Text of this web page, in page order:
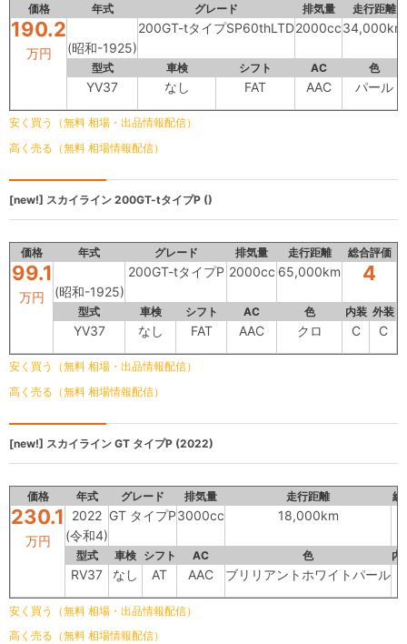
価格 年式 グレード 排気量 走行距離
190.2
万円 (昭和-1925)
200GT-tタイプSP60thLTD2000cc34,000km
型式 車検 シフト AC 色
YV37 なし FAT AAC パール
安く買う（無料 相場・出品情報配信）
高く売る（無料 相場情報配信）
[new!] スカイライン 200GT-tタイプP ()
価格 年式 グレード 排気量 走行距離 総合評価
99.1
万円 (昭和-1925)
200GT-tタイプP 2000cc 65,000km 4
型式 車検 シフト AC 色 内装 外装
YV37 なし FAT AAC クロ C C
安く買う（無料 相場・出品情報配信）
高く売る（無料 相場情報配信）
[new!] スカイライン GT タイプP (2022)
価格 年式 グレード 排気量 走行距離 総
230.1
万円
2022
(令和4)
GT タイプP3000cc 18,000km
型式 車検 シフト AC 色 内
RV37 なし AT AAC ブリリアントホワイトパール
安く買う（無料 相場・出品情報配信）
高く売る（無料 相場情報配信）